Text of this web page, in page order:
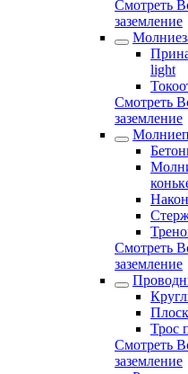
Смотреть
заземление
light
Смотреть
заземление
Смотреть
заземление
Трос
Смотреть
заземление